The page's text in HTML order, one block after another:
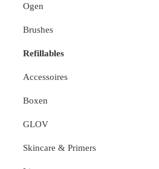
Ogen
Brushes
Refillables
Accessoires
Boxen
GLOV
Skincare & Primers